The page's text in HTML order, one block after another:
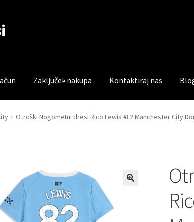
Zaključek nakupa Kontaktiraj nas
Trgovina Zaključek nakupa
Otroški Nogometni dresi Rico Lewis #82 Manchester City